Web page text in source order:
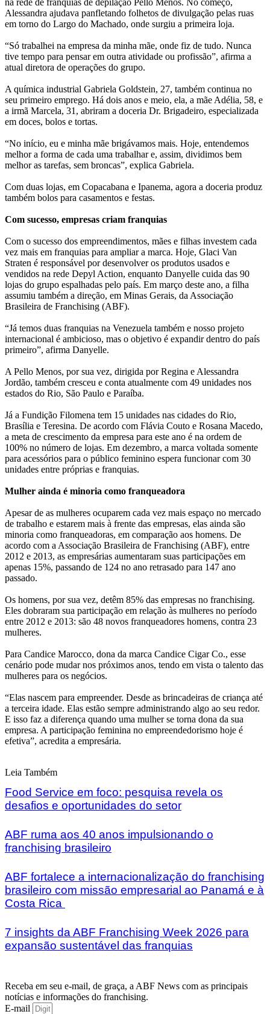
na rede de franquias de depilação Pello Menos. No começo,
Alessandra ajudava panfletando folhetos de divulgação pelas ruas
em torno do Largo do Machado, onde surgiu a primeira loja.
“Só trabalhei na empresa da minha mãe, onde fiz de tudo. Nunca
tive tempo para pensar em outra atividade ou profissão”, afirma a
atual diretora de operações do grupo.
A química industrial Gabriela Goldstein, 27, também continua no
seu primeiro emprego. Há dois anos e meio, ela, a mãe Adélia, 58, e
a irmã Marcela, 31, abriram a doceria Dr. Brigadeiro, especializada
em doces, bolos e tortas.
“No início, eu e minha mãe brigávamos mais. Hoje, entendemos
melhor a forma de cada uma trabalhar e, assim, dividimos bem
melhor as tarefas, sem broncas”, explica Gabriela.
Com duas lojas, em Copacabana e Ipanema, agora a doceria produz
também bolos para casamentos e festas.
Com sucesso, empresas criam franquias
Com o sucesso dos empreendimentos, mães e filhas investem cada
vez mais em franquias para ampliar a marca. Hoje, Glaci Van
Straten é responsável por desenvolver os produtos usados e
vendidos na rede Depyl Action, enquanto Danyelle cuida das 90
lojas do grupo espalhadas pelo país. Em março deste ano, a filha
assumiu também a direção, em Minas Gerais, da Associação
Brasileira de Franchising (ABF).
“Já temos duas franquias na Venezuela também e nosso projeto
internacional é ambicioso, mas o objetivo é expandir dentro do país
primeiro”, afirma Danyelle.
A Pello Menos, por sua vez, dirigida por Regina e Alessandra
Jordão, também cresceu e conta atualmente com 49 unidades nos
estados do Rio, São Paulo e Paraíba.
Já a Fundição Filomena tem 15 unidades nas cidades do Rio,
Brasília e Teresina. De acordo com Flávia Couto e Rosana Macedo,
a meta de crescimento da empresa para este ano é na ordem de
100% no número de lojas. Em dezembro, a marca voltada somente
para acessórios para o público feminino espera funcionar com 30
unidades entre próprias e franquias.
Mulher ainda é minoria como franqueadora
Apesar de as mulheres ocuparem cada vez mais espaço no mercado
de trabalho e estarem mais à frente das empresas, elas ainda são
minoria como franqueadoras, em comparação aos homens. De
acordo com a Associação Brasileira de Franchising (ABF), entre
2012 e 2013, as empresárias aumentaram suas participações em
apenas 15%, passando de 124 no ano retrasado para 147 ano
passado.
Os homens, por sua vez, detêm 85% das empresas no franchising.
Eles dobraram sua participação em relação às mulheres no período
entre 2012 e 2013: são 48 novos franqueadores homens, contra 23
mulheres.
Para Candice Marocco, dona da marca Candice Cigar Co., esse
cenário pode mudar nos próximos anos, tendo em vista o talento das
mulheres para os negócios.
“Elas nascem para empreender. Desde as brincadeiras de criança até
a terceira idade. Elas estão sempre administrando algo ao seu redor.
E isso faz a diferença quando uma mulher se torna dona da sua
empresa. A participação feminina no empreendedorismo hoje é
efetiva”, acredita a empresária.
Leia Também
Food Service em foco: pesquisa revela os
desafios e oportunidades do setor
ABF ruma aos 40 anos impulsionando o
franchising brasileiro
ABF fortalece a internacionalização do franchising
brasileiro com missão empresarial ao Panamá e à
Costa Rica
7 insights da ABF Franchising Week 2026 para
expansão sustentável das franquias
Receba em seu e-mail, de graça, a ABF News com as principais
notícias e informações do franchising.
E-mail